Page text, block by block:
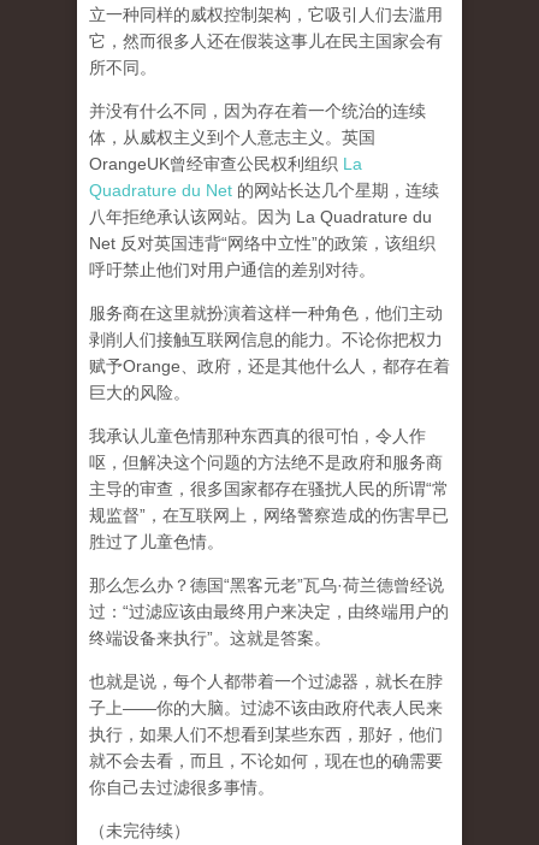
立一种同样的威权控制架构，它吸引人们去滥用
它，然而很多人还在假装这事儿在民主国家会有
所不同。
并没有什么不同，因为存在着一个统治的连续
体，从威权主义到个人意志主义。英国
OrangeUK曾经审查公民权利组织 La
Quadrature du Net 的网站长达几个星期，连续
八年拒绝承认该网站。因为 La Quadrature du
Net 反对英国违背“网络中立性”的政策，该组织
呼吁禁止他们对用户通信的差别对待。
服务商在这里就扮演着这样一种角色，他们主动
剥削人们接触互联网信息的能力。不论你把权力
赋予Orange、政府，还是其他什么人，都存在着
巨大的风险。
我承认儿童色情那种东西真的很可怕，令人作
呕，但解决这个问题的方法绝不是政府和服务商
主导的审查，很多国家都存在骚扰人民的所谓“常
规监督”，在互联网上，网络警察造成的伤害早已
胜过了儿童色情。
那么怎么办？德国“黑客元老”瓦乌·荷兰德曾经说
过：“过滤应该由最终用户来决定，由终端用户的
终端设备来执行”。这就是答案。
也就是说，每个人都带着一个过滤器，就长在脖
子上——你的大脑。过滤不该由政府代表人民来
执行，如果人们不想看到某些东西，那好，他们
就不会去看，而且，不论如何，现在也的确需要
你自己去过滤很多事情。
（未完待续）